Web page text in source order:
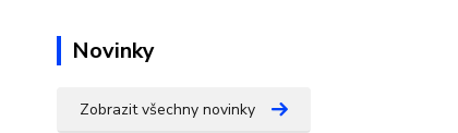
Novinky
Zobrazit všechny novinky